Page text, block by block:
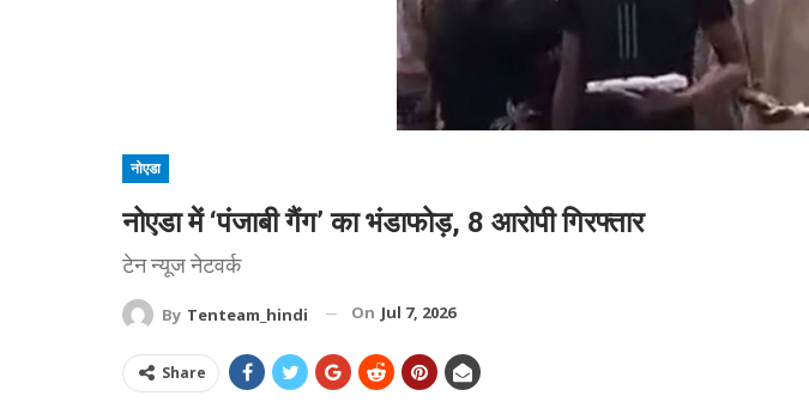
नोएडा
नोएडा में ‘पंजाबी गैंग’ का भंडाफोड़, 8 आरोपी गिरफ्तार
टेन न्यूज नेटवर्क
By Tenteam_hindi On Jul 7, 2026
Share